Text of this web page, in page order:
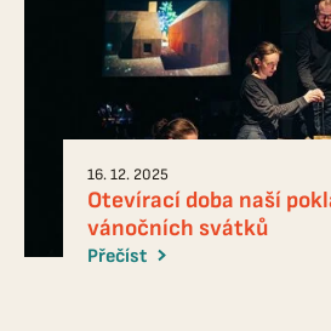
16. 12. 2025
Otevírací doba naší
vánočních svátků
Přečíst